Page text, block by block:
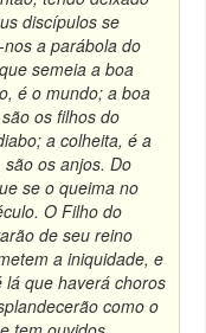
discípulos se
a parábola do
semeia a boa
é o mundo; a boa
os filhos do
a colheita, é a
os anjos. Do
se o queima no
O Filho do
de seu reino
a iniquidade, e
que haverá choros
como o